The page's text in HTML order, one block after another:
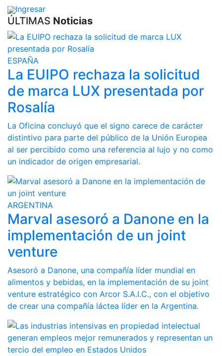
Ingresar
ÚLTIMAS Noticias
ESPAÑA
La EUIPO rechaza la solicitud
de marca LUX presentada por
Rosalía
La Oficina concluyó que el signo carece de carácter
distintivo para parte del público de la Unión Europea
al ser percibido como una referencia al lujo y no como
un indicador de origen empresarial.
ARGENTINA
Marval asesoró a Danone en la
implementación de un joint
venture
Asesoró a Danone, una compañía líder mundial en
alimentos y bebidas, en la implementación de su joint
venture estratégico con Arcor S.A.I.C., con el objetivo
de crear una compañía láctea líder en la Argentina.